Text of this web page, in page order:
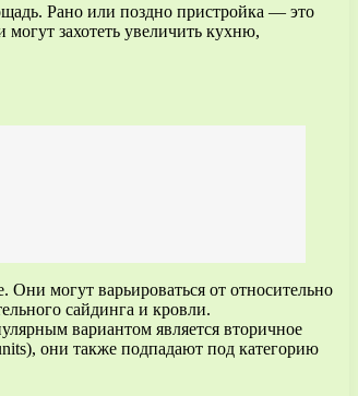
Рано или поздно пристройка — это
захотеть увеличить кухню,
могут варьироваться от относительно
сайдинга и кровли.
вариантом является вторичное
они также подпадают под категорию